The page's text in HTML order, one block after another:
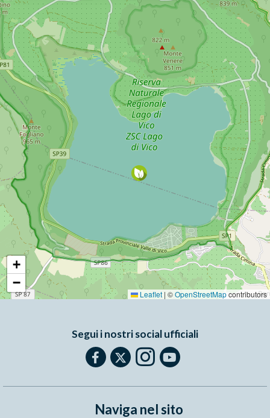
+
−
Leaflet | ©OpenStreetMapcontributors
Segui i nostri social ufficiali
Naviga nel sito